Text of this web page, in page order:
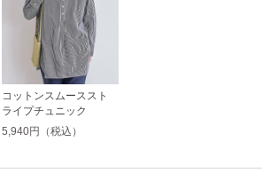
コットンスムーススト
ライプチュニック
5,940円（税込）